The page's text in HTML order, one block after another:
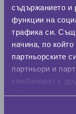
съдържанието и
функции на
трафика си.
начина, по
партньорските
партньори и
комбинират с